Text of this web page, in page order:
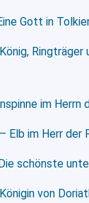
Gott in
im Herrn
Elb im Herr der
schönste
von